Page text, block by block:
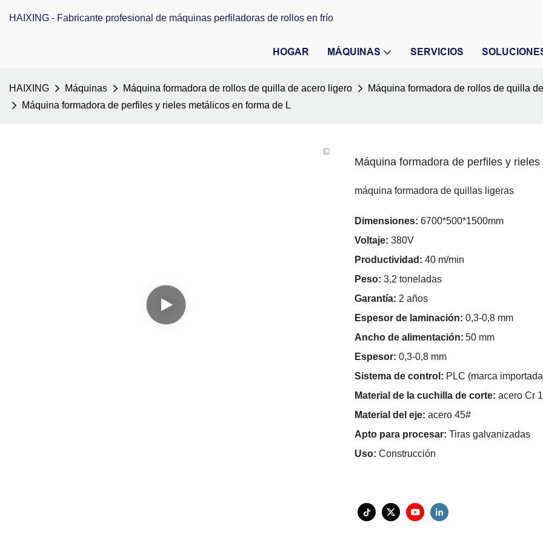
HAIXING - Fabricante profesional de máquinas perfiladoras de rollos en frío
HOGAR MÁQUINAS SERVICIOS
HAIXING Máquinas Máquina formadora de rollos de quilla de acero ligero
Máquina formadora de rollos de quilla
Máquina formadora de perfiles y rieles metálicos en forma de L
Máquina formadora de perfiles y
máquina formadora de quillas ligeras
Dimensiones: 6700*500*1500mm
Voltaje: 380V
Productividad: 40 m/min
Peso: 3,2 toneladas
Garantía: 2 años
Espesor de laminación: 0,3-0,8 mm
Ancho de alimentación: 50 mm
Espesor: 0,3-0,8 mm
Sistema de control: PLC (marca
Material de la cuchilla de corte: acero Cr
Material del eje: acero 45#
Apto para procesar: Tiras galvanizadas
Uso: Construcción